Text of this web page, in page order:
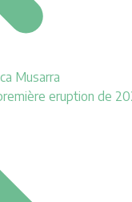
Musarra
eruption de